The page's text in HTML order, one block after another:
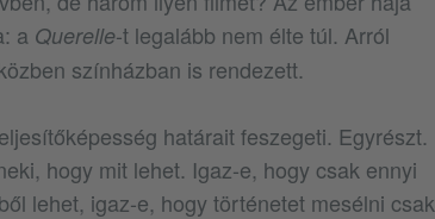
a Querelle-t legalább nem élte túl. Arról
színházban is rendezett.
határait feszegeti. Egyrészt.
hogy mit lehet. Igaz-e, hogy csak ennyi
lehet, igaz-e, hogy történetet mesélni csak